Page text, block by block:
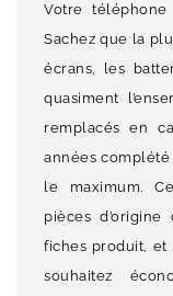
Votre
Sachez que la
écrans, les
quasiment
remplacés en
années
le maximum.
pièces
fiches produit, et
souhaitez